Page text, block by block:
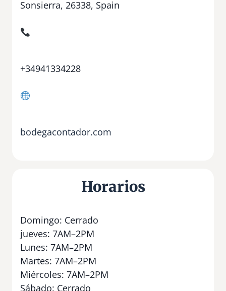
Sonsierra, 26338, Spain
+34941334228
bodegacontador.com
Horarios
Domingo: Cerrado
jueves: 7AM–2PM
Lunes: 7AM–2PM
Martes: 7AM–2PM
Miércoles: 7AM–2PM
Sábado: Cerrado